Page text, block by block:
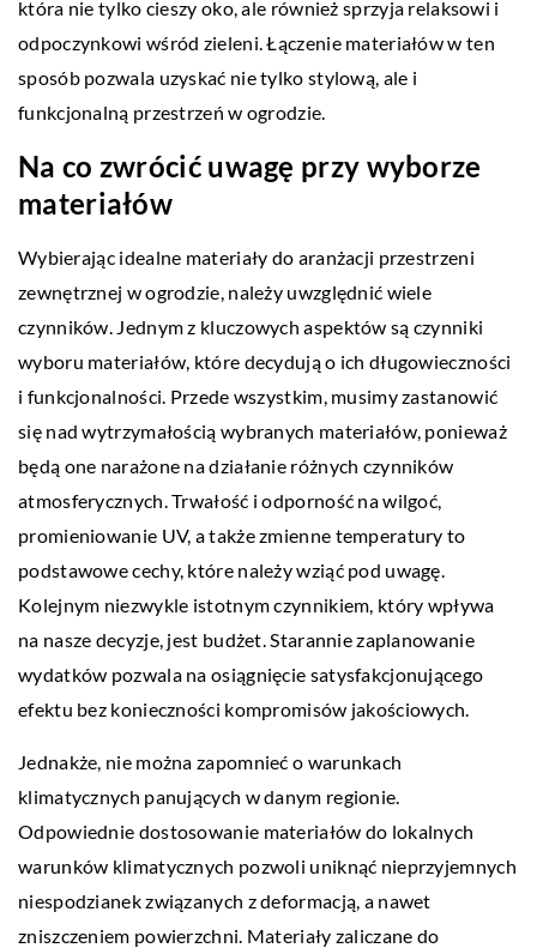
która nie tylko cieszy oko, ale również sprzyja relaksowi i
odpoczynkowi wśród zieleni. Łączenie materiałów w ten
sposób pozwala uzyskać nie tylko stylową, ale i
funkcjonalną przestrzeń w ogrodzie.
Na co zwrócić uwagę przy wyborze
materiałów
Wybierając idealne materiały do aranżacji przestrzeni
zewnętrznej w ogrodzie, należy uwzględnić wiele
czynników. Jednym z kluczowych aspektów są czynniki
wyboru materiałów, które decydują o ich długowieczności
i funkcjonalności. Przede wszystkim, musimy zastanowić
się nad wytrzymałością wybranych materiałów, ponieważ
będą one narażone na działanie różnych czynników
atmosferycznych. Trwałość i odporność na wilgoć,
promieniowanie UV, a także zmienne temperatury to
podstawowe cechy, które należy wziąć pod uwagę.
Kolejnym niezwykle istotnym czynnikiem, który wpływa
na nasze decyzje, jest budżet. Starannie zaplanowanie
wydatków pozwala na osiągnięcie satysfakcjonującego
efektu bez konieczności kompromisów jakościowych.
Jednakże, nie można zapomnieć o warunkach
klimatycznych panujących w danym regionie.
Odpowiednie dostosowanie materiałów do lokalnych
warunków klimatycznych pozwoli uniknąć nieprzyjemnych
niespodzianek związanych z deformacją, a nawet
zniszczeniem powierzchni. Materiały zaliczane do